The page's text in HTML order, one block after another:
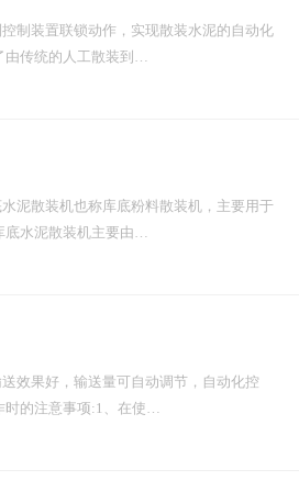
制装置联锁动作，实现散装水泥的自动化
由传统的人工散装到…
泥散装机也称库底粉料散装机，主要用于
底水泥散装机主要由…
效果好，输送量可自动调节，自动化控
时的注意事项:1、在使…